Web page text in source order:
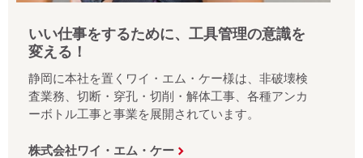
いい仕事をするために、工具管理の意識を
変える！
静岡に本社を置くワイ・エム・ケー様は、非破壊検
査業務、切断・穿孔・切削・解体工事、各種アンカ
ーボトル工事と事業を展開されています。
株式会社ワイ・エム・ケー